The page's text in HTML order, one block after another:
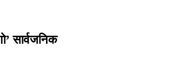
सार्वजनिक